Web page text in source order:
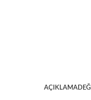
AÇIKLAMA